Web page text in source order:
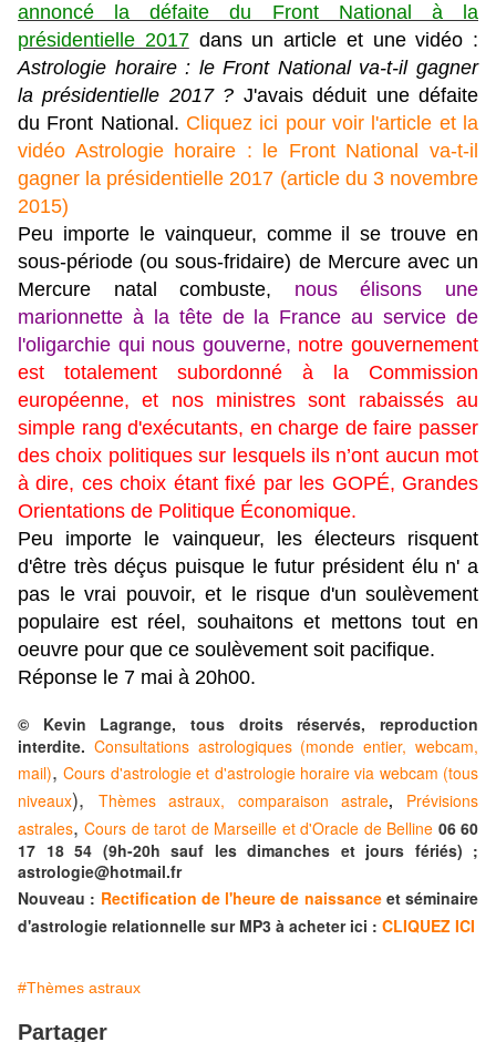
annoncé la défaite du Front National à la
présidentielle 2017 dans un article et une vidéo :
Astrologie horaire : le Front National va-t-il gagner
la présidentielle 2017 ? J'avais déduit une défaite
du Front National. Cliquez ici pour voir l'article et la
vidéo Astrologie horaire : le Front National va-t-il
gagner la présidentielle 2017 (article du 3 novembre
2015)
Peu importe le vainqueur, comme il se trouve en
sous-période (ou sous-fridaire) de Mercure avec un
Mercure natal combuste,
nous élisons une
marionnette à la tête de la France au service de
l'oligarchie qui nous gouverne, notre gouvernement
est totalement subordonné à la Commission
européenne, et nos ministres sont rabaissés au
simple rang d'exécutants, en charge de faire passer
des choix politiques sur lesquels ils n’ont aucun mot
à dire, ces choix étant fixé par les GOPÉ, Grandes
Orientations de Politique Économique.
Peu importe le vainqueur, les électeurs risquent
d'être très déçus puisque le futur président élu n' a
pas le vrai pouvoir, et le risque d'un soulèvement
populaire est réel, souhaitons et mettons tout en
oeuvre pour que ce soulèvement soit pacifique.
Réponse le 7 mai à 20h00.
© Kevin Lagrange, tous droits réservés, reproduction
interdite. Consultations astrologiques (monde entier, webcam,
mail),Cours d'astrologie et d'astrologie horaire via webcam (tous
niveaux), Thèmes astraux, comparaison astrale, Prévisions
astrales,Cours de tarot de Marseille et d'Oracle de Belline 06 60
17 18 54 (9h-20h sauf les dimanches et jours fériés) ;
astrologie@hotmail.fr
Nouveau : Rectification de l'heure de naissanceet séminaire
d'astrologie relationnelle sur MP3 à acheter ici : CLIQUEZ ICI
#Thèmes astraux
Partager